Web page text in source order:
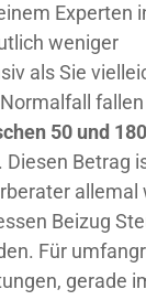
Experten
weniger
als Sie
50 und 180
Diesen Betrag
allemal
Beizug
Für
gerade